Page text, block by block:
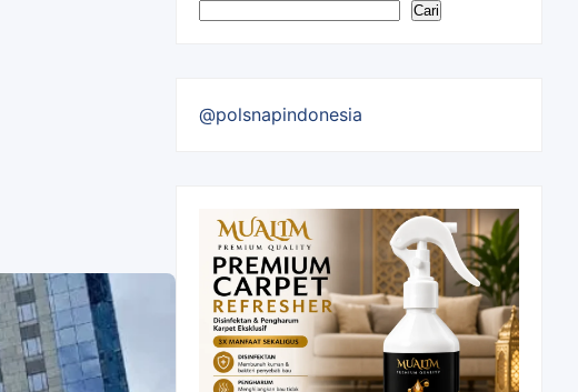
Cari
@polsnapindonesia